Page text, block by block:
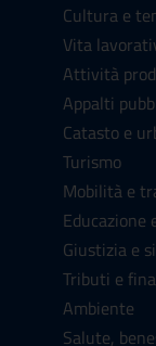
Cultura e
Vita
Attività
Appalti
Catasto e
Turismo
Mobilità e
Educazione
Giustizia e
Tributi e
Ambiente
Salute,